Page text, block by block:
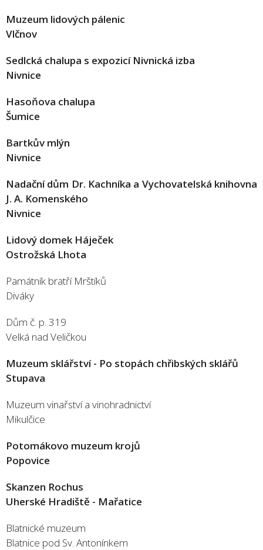
Muzeum lidových pálenic
Vlčnov
Sedlcká chalupa s expozicí Nivnická izba
Nivnice
Hasoňova chalupa
Šumice
Bartkův mlýn
Nivnice
Nadační dům Dr. Kachníka a Vychovatelská knihovna
J. A. Komenského
Nivnice
Lidový domek Háječek
Ostrožská Lhota
Památník bratří Mrštíků
Diváky
Dům č. p. 319
Velká nad Veličkou
Muzeum sklářství - Po stopách chřibských sklářů
Stupava
Muzeum vinařství a vinohradnictví
Mikulčice
Potomákovo muzeum krojů
Popovice
Skanzen Rochus
Uherské Hradiště - Mařatice
Blatnické muzeum
Blatnice pod Sv. Antonínkem